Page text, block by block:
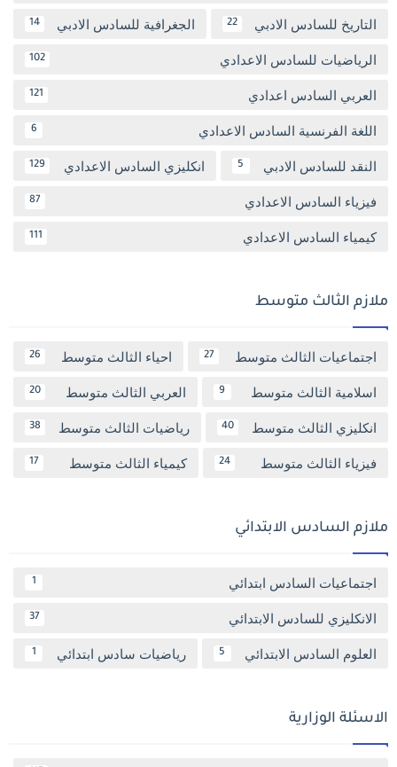
التاريخ للسادس الادبي 22 الجغرافية للسادس الادبي 14
الرياضيات للسادس الاعدادي 102
العربي السادس اعدادي 121
اللغة الفرنسية السادس الاعدادي 6
النقد للسادس الادبي 5 انكليزي السادس الاعدادي 129
فيزياء السادس الاعدادي 87
كيمياء السادس الاعدادي 111
ملازم الثالث متوسط
اجتماعيات الثالث متوسط 27 احياء الثالث متوسط 26
اسلامية الثالث متوسط 9 العربي الثالث متوسط 20
انكليزي الثالث متوسط 40 رياضيات الثالث متوسط 38
فيزياء الثالث متوسط 24 كيمياء الثالث متوسط 17
ملازم السادس الابتدائي
اجتماعيات السادس ابتدائي 1
الانكليزي للسادس الابتدائي 37
العلوم السادس الابتدائي 5 رياضيات سادس ابتدائي 1
الاسئلة الوزارية